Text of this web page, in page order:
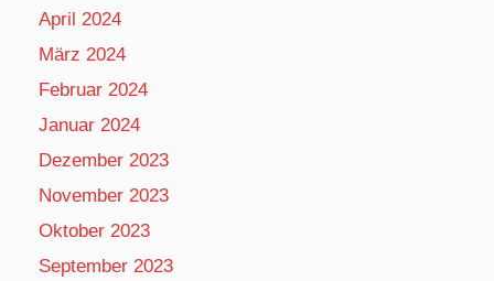
April 2024
März 2024
Februar 2024
Januar 2024
Dezember 2023
November 2023
Oktober 2023
September 2023